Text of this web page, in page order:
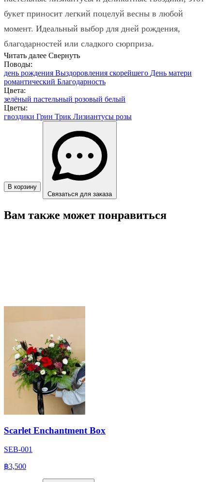
букет приносит легкий поцелуй весны в любой
момент. Идеальный выбор для дней рождения,
благодарностей или сладкого сюрприза.
Читать далее Свернуть
Поводы:
день рождения Выздоровления скорейшего День матери
романтический Благодарность
Цвета:
зелёный пастельный розовый белый
Цветы:
гвоздики Грин Трик Лизиантусы розы
В корзину
Связаться для заказа
Вам также может понравиться
Scarlet Enchantment Box
SEB-001
฿3,500